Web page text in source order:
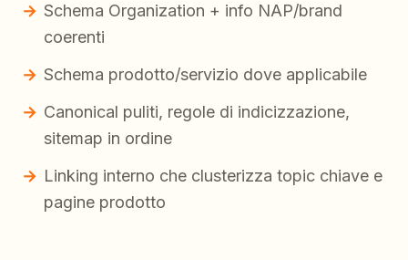
Schema Organization + info NAP/brand
coerenti
Schema prodotto/servizio dove applicabile
Canonical puliti, regole di indicizzazione,
sitemap in ordine
Linking interno che clusterizza topic chiave e
pagine prodotto